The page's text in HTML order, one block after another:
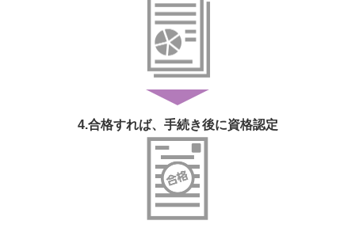
4.合格すれば、 手続き後に資格認定